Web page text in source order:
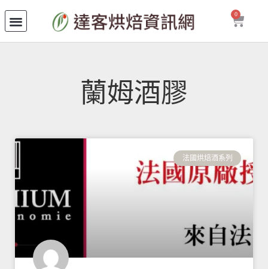
0
蘭姆酒膠
法國烘焙酒系列